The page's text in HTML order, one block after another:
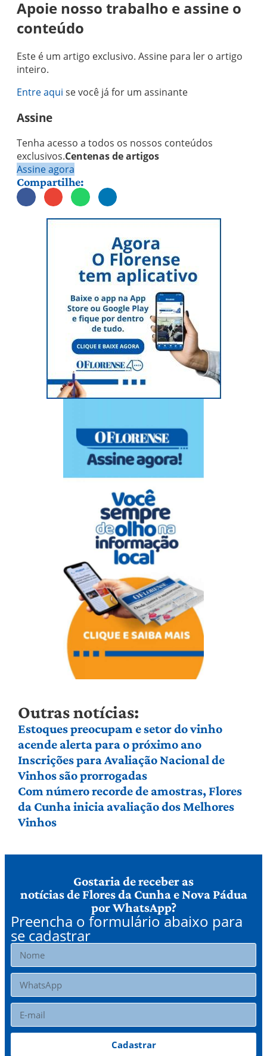
Apoie nosso trabalho e assine o
conteúdo
Este é um artigo exclusivo. Assine para ler o artigo
inteiro.
Entre aqui se você já for um assinante
Assine
Tenha acesso a todos os nossos conteúdos
exclusivos.Centenas de artigos
Assine agora
Compartilhe:
Outras notícias:
Estoques preocupam e setor do vinho
acende alerta para o próximo ano
Inscrições para Avaliação Nacional de
Vinhos são prorrogadas
Com número recorde de amostras, Flores
da Cunha inicia avaliação dos Melhores
Vinhos
Gostaria de receber as
notícias de Flores da Cunha e Nova Pádua
por WhatsApp?
Preencha o formulário abaixo para
se cadastrar
Cadastrar